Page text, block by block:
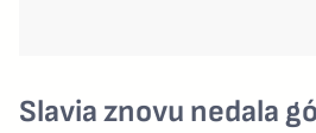
Slavia znovu nedala